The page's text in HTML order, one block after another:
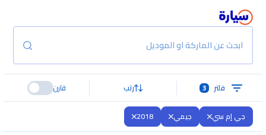
ابحث عن الماركة او الموديل
فلتر 3 رتب قارن
جي إم سي جيمي 2018